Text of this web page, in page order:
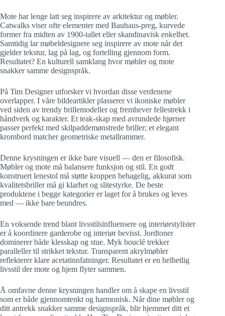
Mote har lenge latt seg inspirere av arkitektur og møbler.
Catwalks viser ofte elementer med Bauhaus-preg, kurvede
former fra midten av 1900-tallet eller skandinavisk enkelhet.
Samtidig lar møbeldesignere seg inspirere av mote når det
gjelder tekstur, lag på lag, og fortelling gjennom form.
Resultatet? En kulturell samklang hvor møbler og mote
snakker samme designspråk.
På Tim Designer utforsker vi hvordan disse verdenene
overlapper. I våre bildeartikler plasserer vi ikoniske møbler
ved siden av trendy brillemodeller og fremhever fellestrekk i
håndverk og karakter. Et teak-skap med avrundede hjørner
passer perfekt med skilpaddemønstrede briller; et elegant
krombord matcher geometriske metallrammer.
Denne krysningen er ikke bare visuell — den er filosofisk.
Møbler og mote må balansere funksjon og stil. En godt
konstruert lenestol må støtte kroppen behagelig, akkurat som
kvalitetsbriller må gi klarhet og slitestyrke. De beste
produktene i begge kategorier er laget for å brukes og leves
med — ikke bare beundres.
En voksende trend blant livsstilsinfluensere og interiørstylister
er å koordinere garderobe og interiør bevisst. Jordtoner
dominerer både klesskap og stue. Myk bouclé trekker
paralleller til strikket tekstur. Transparent akrylmøbler
reflekterer klare acetatinnfatninger. Resultatet er en helhetlig
livsstil der mote og hjem flyter sammen.
Å omfavne denne krysningen handler om å skape en livsstil
som er både gjennomtenkt og harmonisk. Når dine møbler og
ditt antrekk snakker samme designspråk, blir hjemmet ditt et